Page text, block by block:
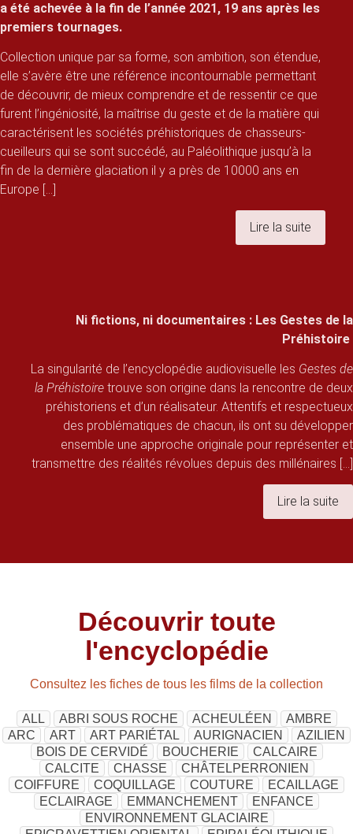
a été achevée à la fin de l’année 2021, 19 ans après les
premiers tournages.
Collection unique par sa forme, son ambition, son étendue,
elle s’avère être une référence incontournable permettant
de découvrir, de mieux comprendre et de ressentir ce que
furent l’ingéniosité, la maîtrise du geste et de la matière qui
caractérisent les sociétés préhistoriques de chasseurs-
cueilleurs qui se sont succédé, au Paléolithique jusqu’à la
fin de la dernière glaciation il y a près de 10000 ans en
Europe [...]
Lire la suite
Ni fictions, ni documentaires : Les Gestes de la
Préhistoire
La singularité de l’encyclopédie audiovisuelle les Gestes de
la Préhistoire trouve son origine dans la rencontre de deux
préhistoriens et d’un réalisateur. Attentifs et respectueux
des problématiques de chacun, ils ont su développer
ensemble une approche originale pour représenter et
transmettre des réalités révolues depuis des millénaires [...]
Lire la suite
Découvrir toute
l'encyclopédie
Consultez les fiches de tous les films de la collection
ALL ABRI SOUS ROCHE ACHEULÉEN
AMBRE
ARC
ART ART PARIÉTAL AURIGNACIEN
AZILIEN
BOIS DE CERVIDÉ
BOUCHERIE
CALCAIRE
CALCITE
CHASSE
CHÂTELPERRONIEN
COIFFURE
COQUILLAGE COUTURE
ECAILLAGE
ECLAIRAGE
EMMANCHEMENT
ENFANCE
ENVIRONNEMENT GLACIAIRE